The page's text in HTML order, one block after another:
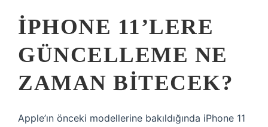
IPHONE 11’LERE
GÜNCELLEME NE
ZAMAN BITECEK?
Apple’ın önceki modellerine bakıldığında iPhone 11